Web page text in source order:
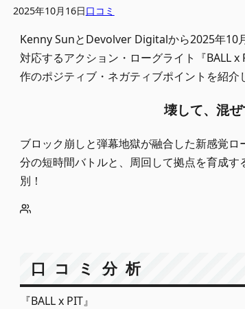
2025年10月16日口コミ
Kenny SunとDevolver Digitalから2025年10
対応するアクション・ローグライト『BALL
作のポジティブ・ネガティブポイントを紹介
壊して、混
ブロック崩しと弾幕地獄が融合した新感覚
分の短時間バトルと、周回して拠点を育成
別！
口コミ分析
『BALL x PIT』